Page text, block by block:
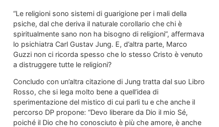
“Le religioni sono sistemi di guarigione per i mali della
psiche, dal che deriva il naturale corollario che chi è
spiritualmente sano non ha bisogno di religioni”, affermava
lo psichiatra Carl Gustav Jung. E, d’altra parte, Marco
Guzzi non ci ricorda spesso che lo stesso Cristo è venuto
a distruggere tutte le religioni?
Concludo con un’altra citazione di Jung tratta dal suo Libro
Rosso, che si lega molto bene a quell’idea di
sperimentazione del mistico di cui parli tu e che anche il
percorso DP propone: “Devo liberare da Dio il mio Sé,
poiché il Dio che ho conosciuto è più che amore, è anche